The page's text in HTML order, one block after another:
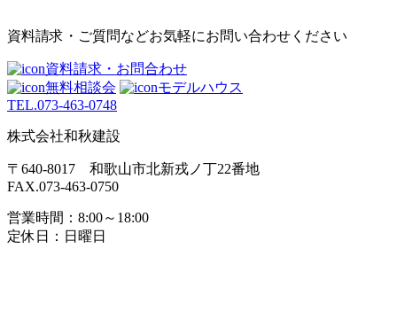
資料請求・ご質問などお気軽にお問い合わせください
資料請求・お問合わせ
無料相談会
モデルハウス
TEL.073-463-0748
株式会社和秋建設
〒640-8017 和歌山市北新戎ノ丁22番地
FAX.073-463-0750
営業時間：8:00～18:00
定休日：日曜日